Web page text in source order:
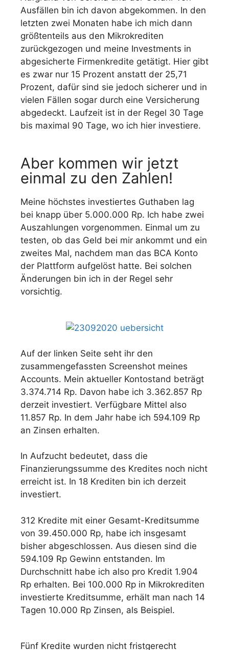
Ausfällen bin ich davon abgekommen. In den
letzten zwei Monaten habe ich mich dann
größtenteils aus den Mikrokrediten
zurückgezogen und meine Investments in
abgesicherte Firmenkredite getätigt. Hier gibt
es zwar nur 15 Prozent anstatt der 25,71
Prozent, dafür sind sie jedoch sicherer und in
vielen Fällen sogar durch eine Versicherung
abgedeckt. Laufzeit ist in der Regel 30 Tage
bis maximal 90 Tage, wo ich hier investiere.
Aber kommen wir jetzt
einmal zu den Zahlen!
Meine höchstes investiertes Guthaben lag
bei knapp über 5.000.000 Rp. Ich habe zwei
Auszahlungen vorgenommen. Einmal um zu
testen, ob das Geld bei mir ankommt und ein
zweites Mal, nachdem man das BCA Konto
der Plattform aufgelöst hatte. Bei solchen
Änderungen bin ich in der Regel sehr
vorsichtig.
Auf der linken Seite seht ihr den
zusammengefassten Screenshot meines
Accounts. Mein aktueller Kontostand beträgt
3.374.714 Rp. Davon habe ich 3.362.857 Rp
derzeit investiert. Verfügbare Mittel also
11.857 Rp. In dem Jahr habe ich 594.109 Rp
an Zinsen erhalten.
In Aufzucht bedeutet, dass die
Finanzierungssumme des Kredites noch nicht
erreicht ist. In 18 Krediten bin ich derzeit
investiert.
312 Kredite mit einer Gesamt-Kreditsumme
von 39.450.000 Rp, habe ich insgesamt
bisher abgeschlossen. Aus diesen sind die
594.109 Rp Gewinn entstanden. Im
Durchschnitt habe ich also pro Kredit 1.904
Rp erhalten. Bei 100.000 Rp in Mikrokrediten
investierte Kreditsumme, erhält man nach 14
Tagen 10.000 Rp Zinsen, als Beispiel.
Fünf Kredite wurden nicht fristgerecht